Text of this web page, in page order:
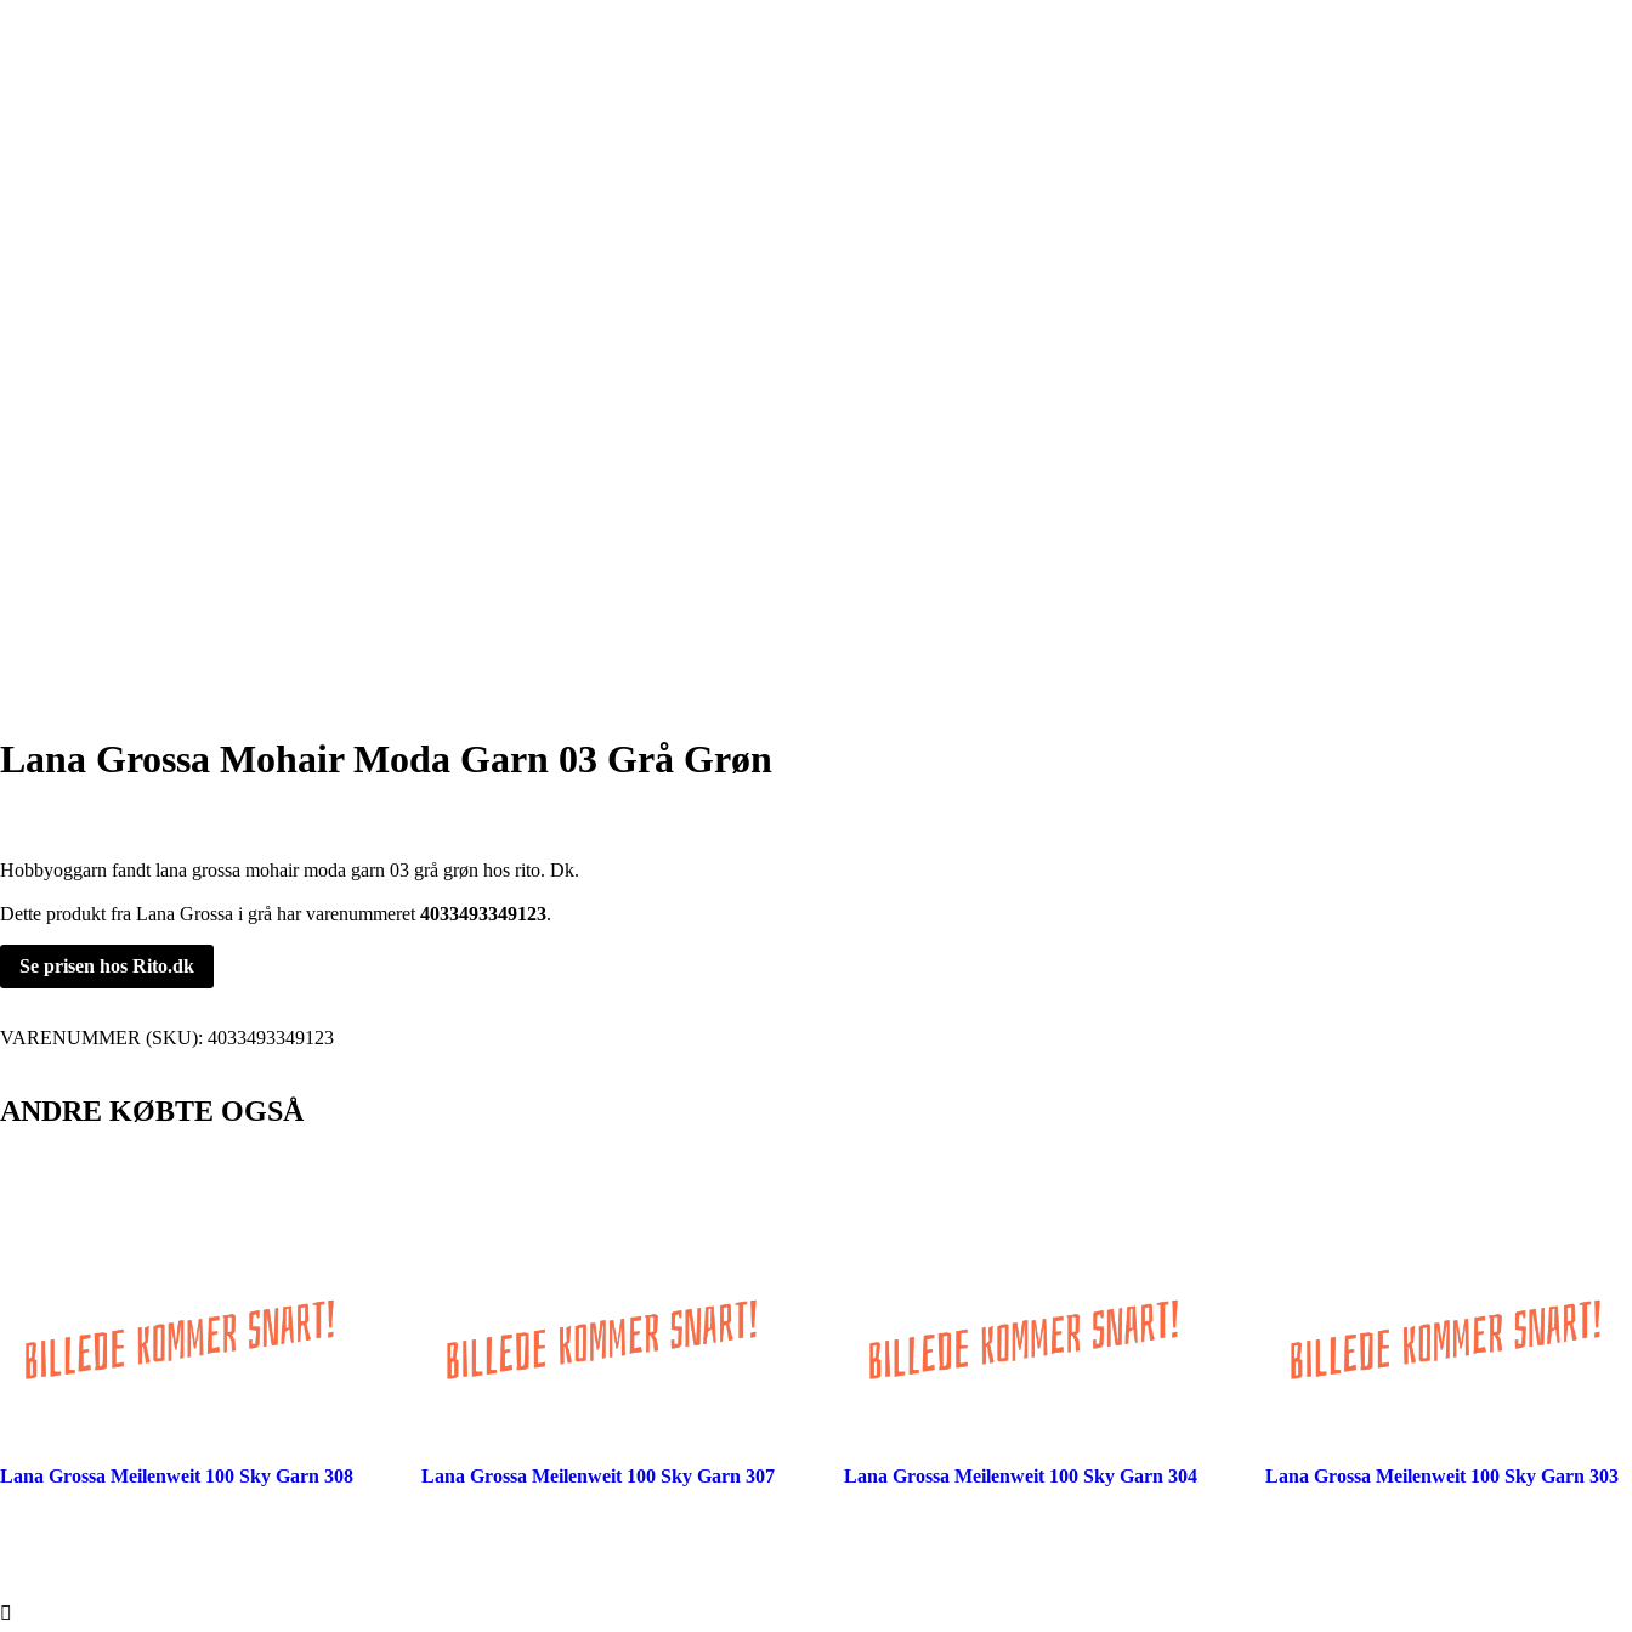
Lana Grossa Mohair Moda Garn 03 Grå Grøn
Hobbyoggarn fandt lana grossa mohair moda garn 03 grå grøn hos rito. Dk.
Dette produkt fra Lana Grossa i grå har varenummeret 4033493349123.
Se prisen hos Rito.dk
VARENUMMER (SKU): 4033493349123
ANDRE KØBTE OGSÅ
Lana Grossa Meilenweit 100 Sky Garn 308 Lana Grossa Meilenweit 100 Sky Garn 307 Lana Grossa Meilenweit 100 Sky Garn 304 Lana Grossa Meilenweit 100 Sky Garn 303